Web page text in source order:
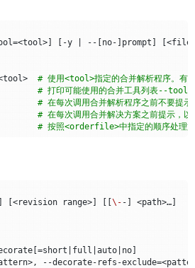
=<tool>] [ -y -- [no- ] prompt ] [
# 使用<tool>指定的合并解析程序
# 打印可能使用的合并工具列表--tool
# 在每次调用合并解析程序之前不要
# 在每次调用合并解决方案之前提示，以
# 按照<orderfile>中指定的顺序处理
[<revision range>] [[\- - ] <path>…​]
[=short full auto| no]
--decorate-refs-exclude=